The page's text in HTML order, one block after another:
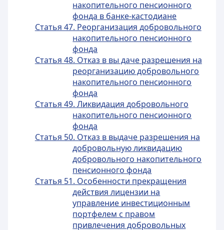
накопительного пенсионного
фонда в банке-кастодиане
Статья 47. Реорганизация добровольного
накопительного пенсионного
фонда
Статья 48. Отказ в вы даче разрешения на
реорганизацию добровольного
накопительного пенсионного
фонда
Статья 49. Ликвидация добровольного
накопительного пенсионного
фонда
Статья 50. Отказ в выдаче разрешения на
добровольную ликвидацию
добровольного накопительного
пенсионного фонда
Статья 51. Особенности прекращения
действия лицензии на
управление инвестиционным
портфелем с правом
привлечения добровольных